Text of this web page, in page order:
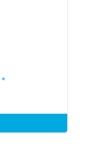
*